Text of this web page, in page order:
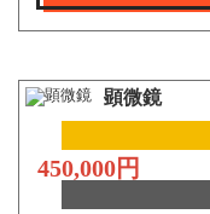
顕微鏡
450,000円